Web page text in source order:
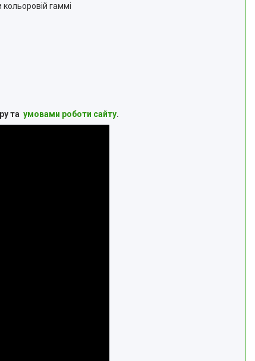
кольоровій гаммі
та умовами роботи сайту.